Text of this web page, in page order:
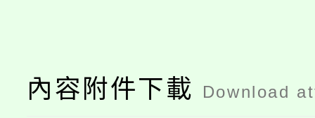
內容附件下載 Download